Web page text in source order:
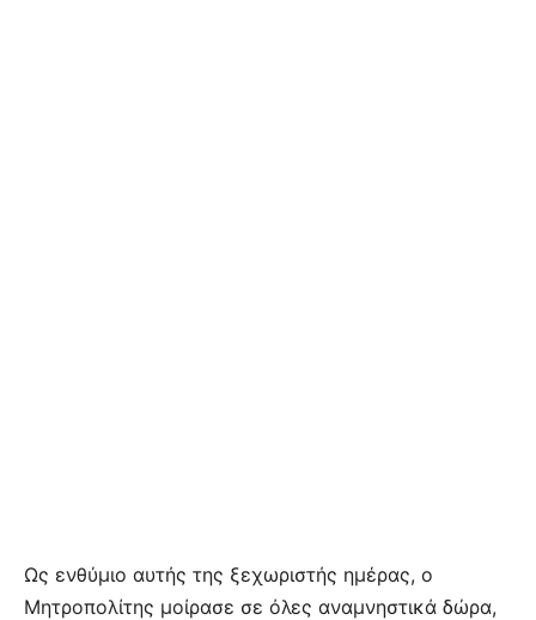
Ως ενθύμιο αυτής της ξεχωριστής ημέρας, ο
Μητροπολίτης μοίρασε σε όλες αναμνηστικά δώρα,